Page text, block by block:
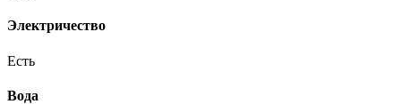
Электричество
Есть
Вода